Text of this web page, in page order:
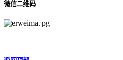
微信二维码